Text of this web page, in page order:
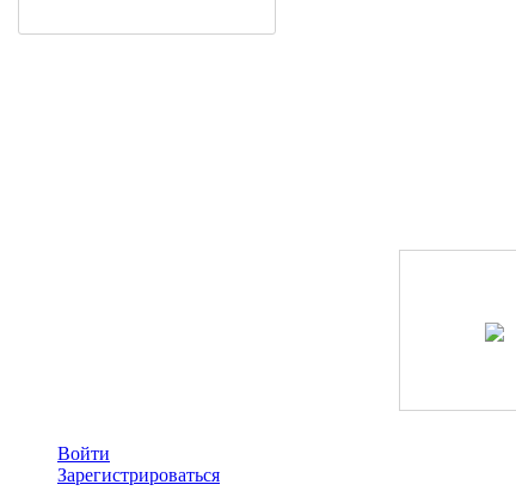
Войти
Зарегистрироваться